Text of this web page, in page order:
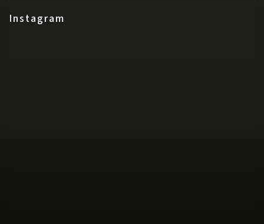
Instagram